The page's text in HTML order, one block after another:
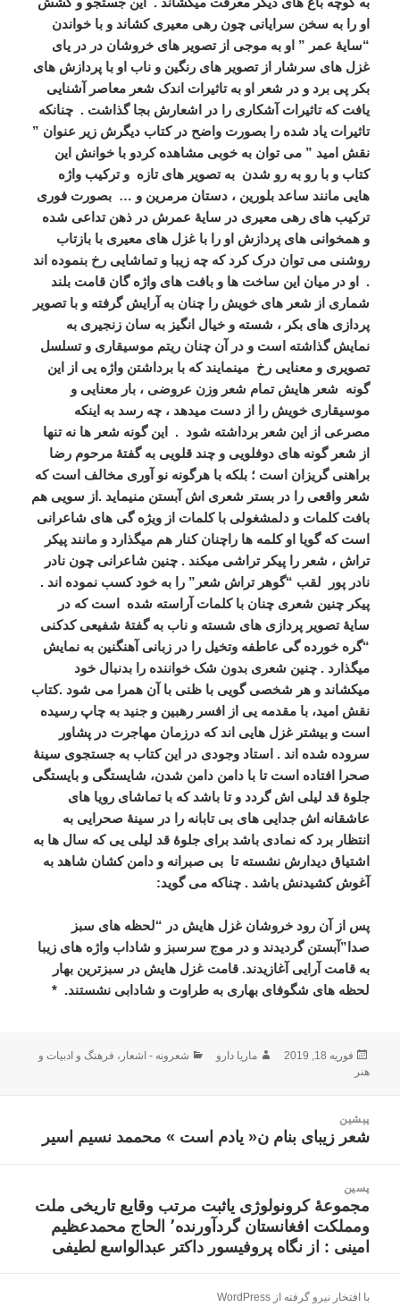
او را به سخن سرایانی چون رهی معیری کشاند و با خواندن
“سایۀ عمر ” او به موجی از تصویر های خروشان در در یای
غزل های سرشار از تصویر های رنگین و ناب او با پردازش های
بکر پی برد و در شعر او به تاثیرات اندک شعر معاصر آشنایی
یافت که تاثیرات آشکاری را در اشعارش بجا گذاشت . چنانکه
تاثیرات یاد شده را بصورت واضح در کتاب دیگرش زیر عنوان ”
نقش امید ” می توان به خوبی مشاهده کردو با خوانش این
کتاب و با رو به رو شدن به تصویر های تازه و ترکیب واژه
هایی مانند ساعد بلورین ، دستان مرمرین و … بصورت فوری
ترکیب های رهی معیری در سایۀ عمرش در ذهن تداعی شده
و همخوانی های پردازش او را با غزل های معیری با بازتاب
روشنی می توان درک کرد که چه زیبا و تماشایی رخ بنموده اند
. او در میان این ساخت ها و بافت های واژه گان قامت بلند
شماری از شعر های خویش را چنان به آرایش گرفته و با تصویر
پردازی های بکر ، شسته و خیال انگیز به سان زنجیری به
نمایش گذاشته است و در آن چنان ریتم موسیقاری و تسلسل
تصویری و معنایی رخ مینمایند که با برداشتن واژه یی از این
گونه شعر هایش تمام شعر وزن عروضی ، بار معنایی و
موسیقاری خویش را از دست میدهد ، چه رسد به اینکه
مصرعی از این شعر برداشته شود . این گونه شعر ها نه تنها
از شعر گونه های دوفلویی و چند قلویی به گفتۀ مرحوم رضا
براهنی گریزان است ؛ بلکه با هرگونه نو آوری مخالف است که
شعر واقعی را در بستر شعری اش آبستن منیماید .از سویی هم
بافت کلمات و دلمشغولی با کلمات از ویژه گی های شاعرانی
است که گویا او کلمه ها راچنان کنار هم میگذارد و مانند پیکر
تراش ، شعر را پیکر تراشی میکند . چنین شاعرانی چون نادر
نادر پور لقب “گوهر تراش شعر” را به خود کسب نموده اند .
پیکر چنین شعری چنان با کلمات آراسته شده است که در
سایۀ تصویر پردازی های شسته و ناب به گفتۀ شفیعی کدکنی
“گره خورده گی عاطفه وتخیل را در زبانی آهنگنین به نمایش
میگذارد . چنین شعری بدون شک خواننده را بدنبال خود
میکشاند و هر شخصی گویی با ظنی با آن همرا می شود .کتاب
نقش امید، با مقدمه یی از افسر رهبین و جنید به چاپ رسیده
است و بیشتر غزل هایی اند که درزمان مهاجرت در پشاور
سروده شده اند . استاد وجودی در این کتاب به جستجوی سینۀ
صحرا افتاده است تا با دامن دامن شدن، شایستگی و بایستگی
جلوۀ قد لیلی اش گردد و تا باشد که با تماشای رویا های
عاشقانه اش جدایی های بی تابانه را در سینۀ صحرایی به
انتظار برد که نمادی باشد برای جلوۀ قد لیلی یی که سال ها به
اشتیاق دیدارش نشسته تا بی صبرانه و دامن کشان شاهد به
آغوش کشیدنش باشد . چناکه می گوید:
پس از آن رود خروشان غزل هایش در “لحظه های سبز
صدا”آبستن گردیدند و در موج سرسبز و شاداب واژه های زیبا
به قامت آرایی آغازیدند. قامت غزل هایش در سبزترین بهار
لحظه های شگوفای بهاری به طراوت و شادابی نشستند.*
ارسال
فوریه 18, 2019 نویسنده
ماریا دارو دسته‌ها
شعرونه - اشعار ، فرهنگ و ادبیات و
هنر
نوشتهپیشین
نوشته
شعر زیبای بنام ن« یادم است » محممد نسیم اسیر
پسین
نوشته
بعدی:
مجموعۀ کرونولوژی یاثبت مرتب وقایع تاریخی ملت
ومملکت افغانستان گردآورنده٬ الحاج محمدعظیم
امینی : از نگاه پروفیسور داکتر عبدالواسع لطیفی
با افتخار نیرو گرفته از WordPress